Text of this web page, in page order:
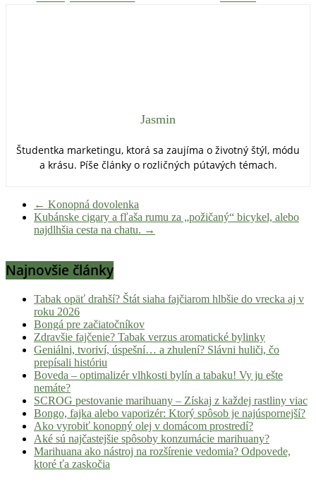
Jasmin
Študentka marketingu, ktorá sa zaujíma o životný štýl, módu
a krásu. Píše články o rozličných pútavých témach.
← Konopná dovolenka
Kubánske cigary a fľaša rumu za „požičaný“ bicykel, alebo
najdlhšia cesta na chatu. →
Najnovšie články
Tabak opäť drahší? Štát siaha fajčiarom hlbšie do vrecka aj v
roku 2026
Bongá pre začiatočníkov
Zdravšie fajčenie? Tabak verzus aromatické bylinky
Geniálni, tvoriví, úspešní… a zhulení? Slávni huliči, čo
prepísali históriu
Boveda – optimalizér vlhkosti bylín a tabaku! Vy ju ešte
nemáte?
SCROG pestovanie marihuany – Získaj z každej rastliny viac
Bongo, fajka alebo vaporizér: Ktorý spôsob je najúspornejší?
Ako vyrobiť konopný olej v domácom prostredí?
Aké sú najčastejšie spôsoby konzumácie marihuany?
Marihuana ako nástroj na rozšírenie vedomia? Odpovede,
ktoré ťa zaskočia